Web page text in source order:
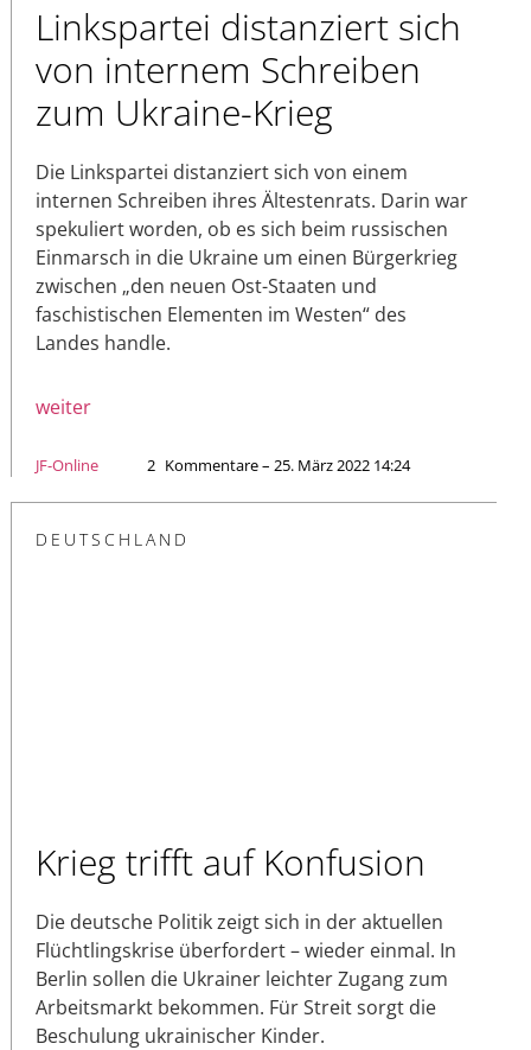
Linkspartei distanziert sich
von internem Schreiben
zum Ukraine-Krieg
Die Linkspartei distanziert sich von einem
internen Schreiben ihres Ältestenrats. Darin war
spekuliert worden, ob es sich beim russischen
Einmarsch in die Ukraine um einen Bürgerkrieg
zwischen „den neuen Ost-Staaten und
faschistischen Elementen im Westen“ des
Landes handle.
weiter
JF-Online 2 Kommentare – 25. März 2022 14:24
DEUTSCHLAND
Krieg trifft auf Konfusion
Die deutsche Politik zeigt sich in der aktuellen
Flüchtlingskrise überfordert – wieder einmal. In
Berlin sollen die Ukrainer leichter Zugang zum
Arbeitsmarkt bekommen. Für Streit sorgt die
Beschulung ukrainischer Kinder.